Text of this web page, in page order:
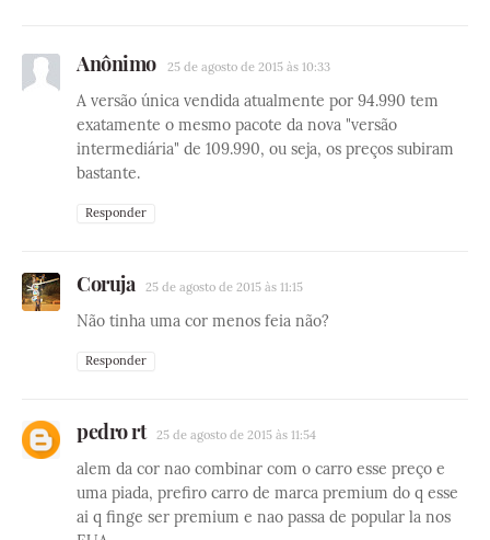
Anônimo 25 de agosto de 2015 às 10:33
A versão única vendida atualmente por 94.990 tem
exatamente o mesmo pacote da nova "versão
intermediária" de 109.990, ou seja, os preços subiram
bastante.
Responder
Coruja 25 de agosto de 2015 às 11:15
Não tinha uma cor menos feia não?
Responder
pedro rt 25 de agosto de 2015 às 11:54
alem da cor nao combinar com o carro esse preço e
uma piada, prefiro carro de marca premium do q esse
ai q finge ser premium e nao passa de popular la nos